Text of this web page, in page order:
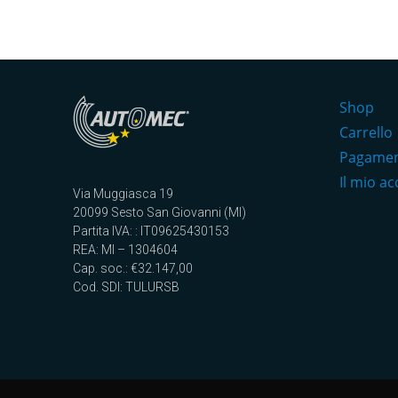
Via Muggiasca 19
20099 Sesto San Giovanni (MI)
Partita IVA: : IT09625430153
REA: MI – 1304604
Cap. soc.: €32.147,00
Cod. SDI: TULURSB
Shop
Carrello
Il mio